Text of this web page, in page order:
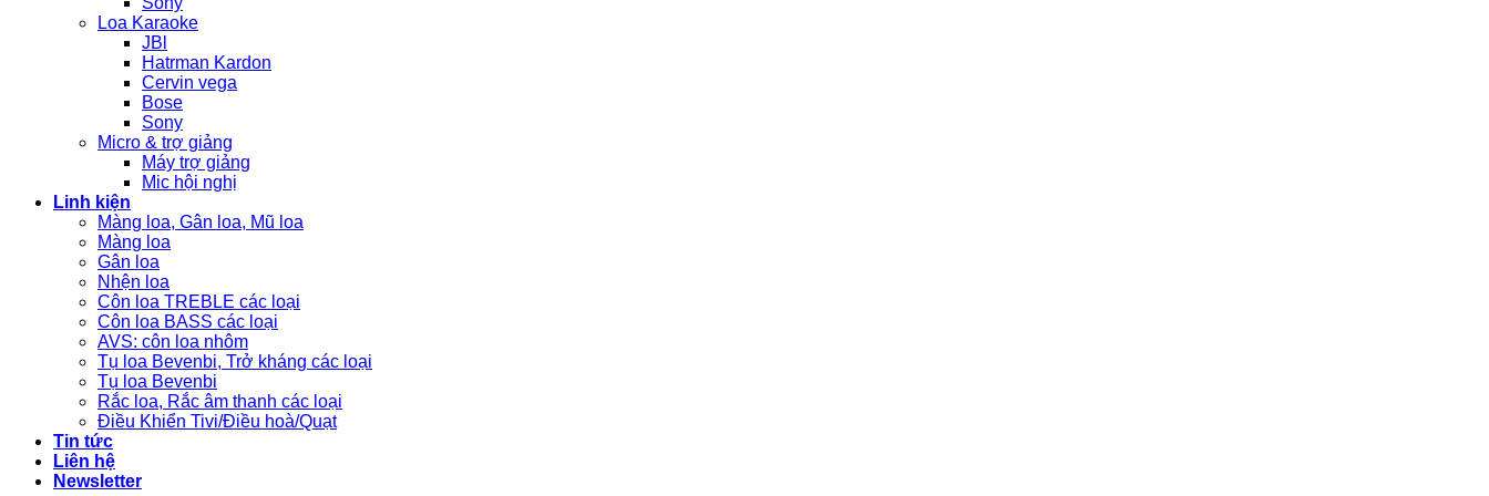
Loa Karaoke
JBl
Hatrman Kardon
Cervin vega
Bose
Sony
Micro & trợ giảng
Máy trợ giảng
Mic hội nghị
Linh kiện
Màng loa, Gân loa, Mũ loa
Màng loa
Gân loa
Nhện loa
Côn loa TREBLE các loại
Côn loa BASS các loại
AVS: côn loa nhôm
Tụ loa Bevenbi, Trở kháng các loại
Tụ loa Bevenbi
Rắc loa, Rắc âm thanh các loại
Điều Khiển Tivi/Điều hoà/Quạt
Tin tức
Liên hệ
Newsletter